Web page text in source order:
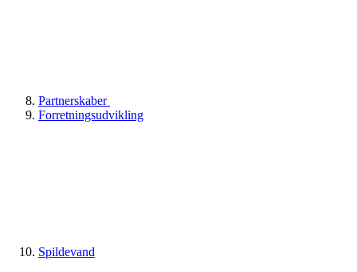
Partnerskaber
Forretningsudvikling
Spildevand